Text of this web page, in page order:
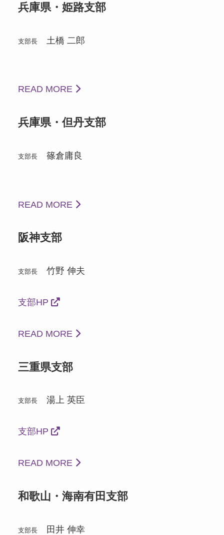
兵庫県・姫路支部
支部長土橋 二郎
READ MORE
兵庫県・但丹支部
支部長篠倉庸良
READ MORE
阪神支部
支部長竹野 伸夫
支部HP
READ MORE
三重県支部
支部長湯上 英臣
支部HP
READ MORE
和歌山・海南有田支部
支部長田井 伸幸